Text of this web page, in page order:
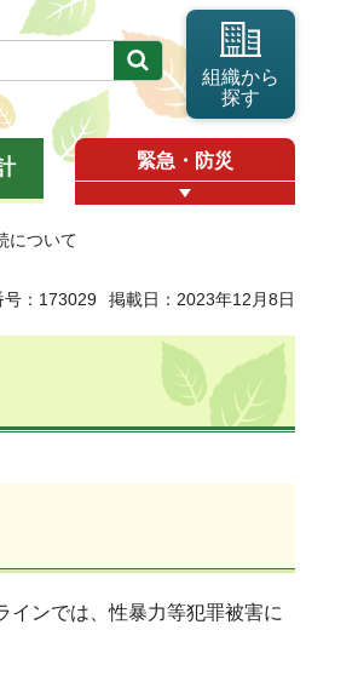
組織から
探す
緊急・防災
について
号：173029 掲載日：2023年12月8日
インでは、性暴力等犯罪被害に